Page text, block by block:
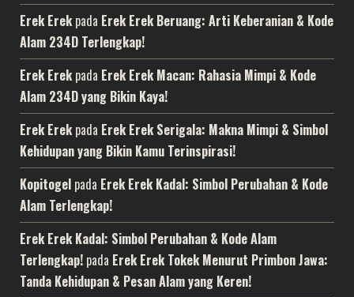
Erek Erekpada Erek Erek Beruang: Arti Keberanian & Kode
Alam 234D Terlengkap!
Erek Erekpada Erek Erek Macan: Rahasia Mimpi & Kode
Alam 234D yang Bikin Kaya!
Erek Erekpada Erek Erek Serigala: Makna Mimpi & Simbol
Kehidupan yang Bikin Kamu Terinspirasi!
Kopitogel pada Erek Erek Kadal: Simbol Perubahan & Kode
Alam Terlengkap!
Erek Erek Kadal: Simbol Perubahan & Kode Alam
Terlengkap! pada Erek Erek Tokek Menurut Primbon Jawa:
Tanda Kehidupan & Pesan Alam yang Keren!